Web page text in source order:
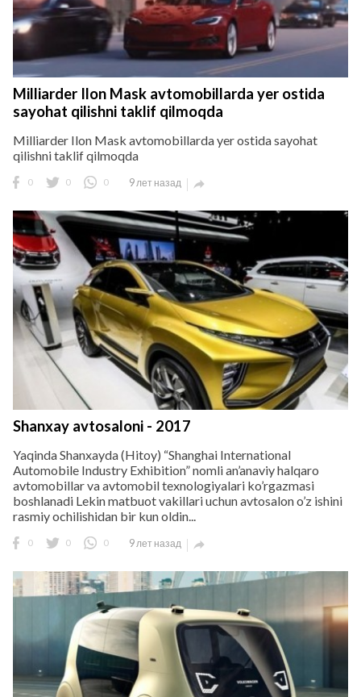
Milliarder Ilon Mask avtomobillarda yer ostida
sayohat qilishni taklif qilmoqda
Milliarder Ilon Mask avtomobillarda yer ostida sayohat
qilishni taklif qilmoqda
0 0 0 9 лет назад 
Shanxay avtosaloni - 2017
Yaqinda Shanxayda (Hitoy) “Shanghai International
Automobile Industry Exhibition” nomli an’anaviy halqaro
avtomobillar va avtomobil texnologiyalari ko’rgazmasi
boshlanadi Lekin matbuot vakillari uchun avtosalon o’z ishini
rasmiy ochilishidan bir kun oldin...
0 0 0 9 лет назад 